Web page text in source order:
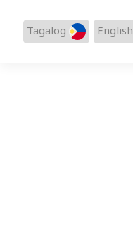
English
Tagalog